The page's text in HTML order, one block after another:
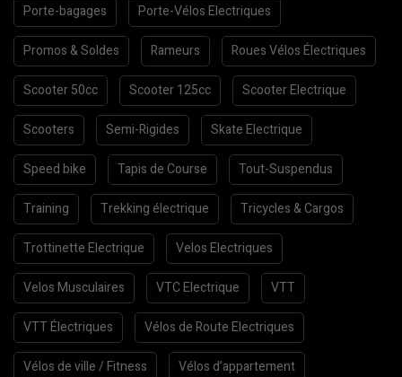
Porte-bagages Porte-Vélos Electriques
Promos & Soldes Rameurs Roues Vélos Électriques
Scooter 50cc Scooter 125cc Scooter Electrique
Scooters Semi-Rigides Skate Electrique
Speed bike Tapis de Course Tout-Suspendus
Training Trekking électrique Tricycles & Cargos
Trottinette Electrique Velos Electriques
Velos Musculaires VTC Electrique VTT
VTT Électriques Vélos de Route Electriques
Vélos de ville / Fitness Vélos d’appartement